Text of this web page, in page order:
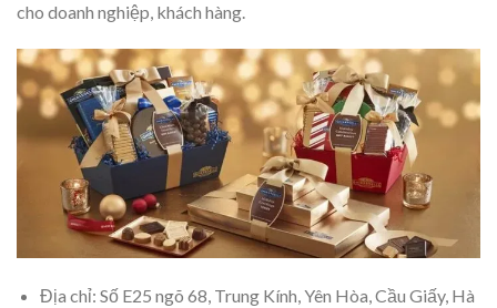
cho doanh nghiệp, khách hàng.
Địa chỉ: Số E25 ngõ 68, Trung Kính, Yên Hòa, Cầu Giấy, Hà